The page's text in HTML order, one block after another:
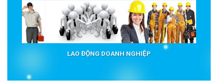
LAO ĐỘNG DOANH NGHIỆP